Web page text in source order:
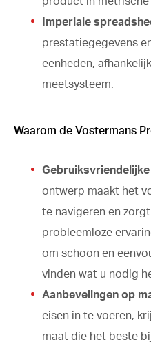
Imperiale
prestatiegegevens
eenheden,
meetsysteem.
Waarom de Vostermans
ontwerp maakt het
te navigeren en
probleemloze
om schoon en
vinden wat u nodig
Aanbevelingen op
eisen in te voeren,
maat die het beste